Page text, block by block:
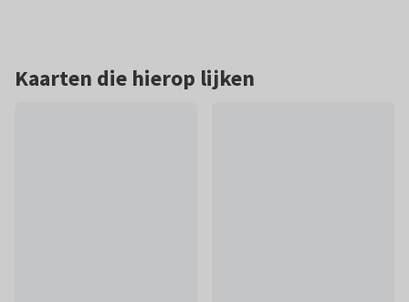
Kaarten die hierop lijken